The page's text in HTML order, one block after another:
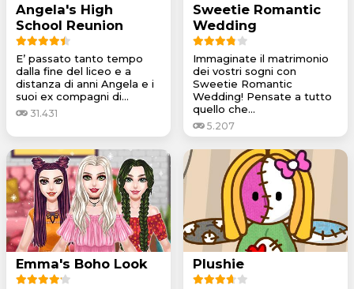
Angela's High
School Reunion
E’ passato tanto tempo
dalla fine del liceo e a
distanza di anni Angela e i
suoi ex compagni di...
31.431
Sweetie Romantic
Wedding
Immaginate il matrimonio
dei vostri sogni con
Sweetie Romantic
Wedding! Pensate a tutto
quello che...
5.207
Emma's Boho Look Plushie